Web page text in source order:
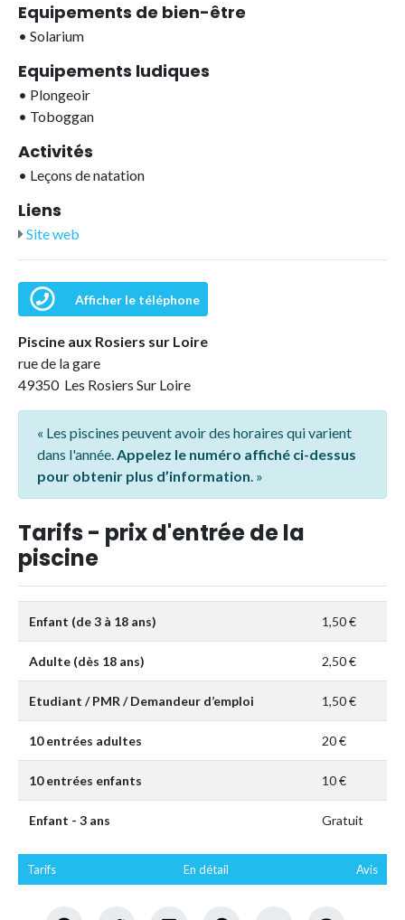
Equipements de bien-être
• Solarium
Equipements ludiques
• Plongeoir
• Toboggan
Activités
• Leçons de natation
Liens
Site web
Afficher le téléphone
Piscine aux Rosiers sur Loire
rue de la gare
49350 Les Rosiers Sur Loire
« Les piscines peuvent avoir des horaires qui varient
dans l'année.Appelez le numéro affiché ci-dessus
pour obtenir plus d’information. »
Tarifs - prix d'entrée de la
piscine
Enfant (de 3 à 18 ans) 1,50 €
Adulte (dès 18 ans) 2,50 €
Etudiant / PMR / Demandeur d’emploi 1,50 €
10 entrées adultes 20 €
10 entrées enfants 10 €
Enfant - 3 ans Gratuit
Tarifs En détail Avis